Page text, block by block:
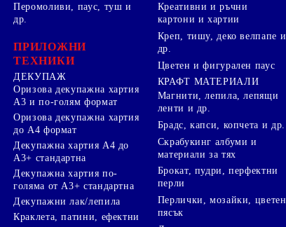
Перомоливи, паус, туш и
др.
ПРИЛОЖНИ
ТЕХНИКИ
ДЕКУПАЖ
Оризова декупажна хартия
А3 и по-голям формат
Оризова декупажна хартия
до А4 формат
Декупажна хартия А4 до
А3+ стандартна
Декупажна хартия по-
голяма от А3+ стандартна
Декупажни лак/лепила
Краклета, патини, ефектни
Креативни и ръчни
картони и хартии
Креп, тишу, деко велпапе и
др.
Цветен и фигурален паус
КРАФТ МАТЕРИАЛИ
Магнити, лепила, лепящи
ленти и др.
Брадс, капси, копчета и др.
Скрабукинг албуми и
материали за тях
Брокат, пудри, перфектни
перли
Перлички, мозайки, цветен
пясък